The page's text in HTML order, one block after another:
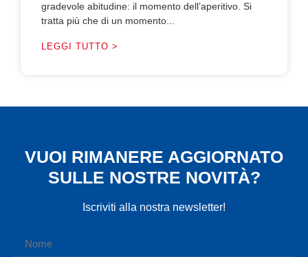
gradevole abitudine: il momento dell’aperitivo. Si
tratta più che di un momento...
LEGGI TUTTO >
VUOI RIMANERE AGGIORNATO
SULLE NOSTRE NOVITÀ?
Iscriviti alla nostra newsletter!